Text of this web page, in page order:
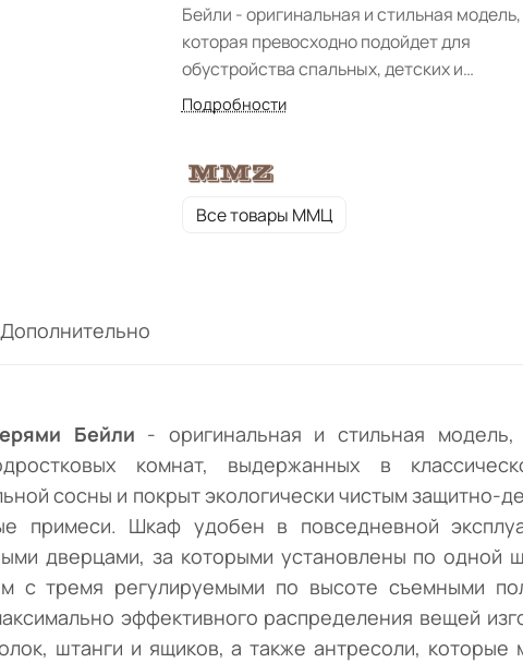
Бейли - оригинальная и стильная модель,
которая превосходно подойдет для
обустройства спальных, детских и
подростковых комнат, выдержанных в
Подробности
Все товары ММЦ
Дополнительно
Бейли - оригинальная и стильная
комнат, выдержанных в
сосны и покрыт экологически чистым защитно-
примеси. Шкаф удобен в повседневной
дверцами, за которыми установлены по одной
с тремя регулируемыми по высоте съемными
эффективного распределения вещей
штанги и ящиков, а также антресоли,